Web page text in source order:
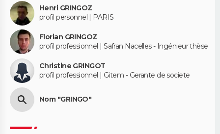
Henri GRINGOZ
profil personnel | PARIS
Florian GRINGOZ
profil professionnel | Safran Nacelles - Ingénieur thèse
Christine GRINGOT
profil professionnel | Gitem - Gerante de societe
Nom "GRINGO"